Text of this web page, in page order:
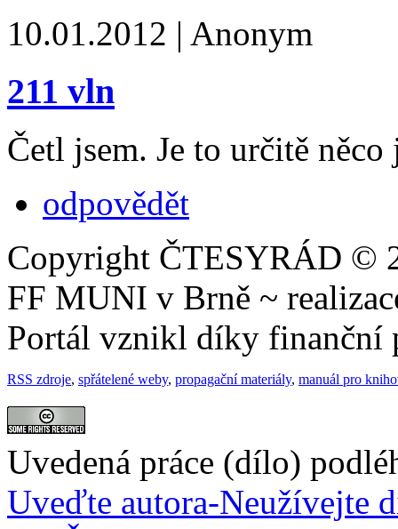
10.01.2012 | Anonym
211 vln
Četl jsem. Je to určitě
odpovědět
Copyright ČTESYRÁD ©
FF MUNI v Brně ~
Portál vznikl díky finanční
RSS zdroje, spřátelené weby, propagační materiály, manuál pro
Uvedená práce (dílo)
Uveďte autora-Neužívejte